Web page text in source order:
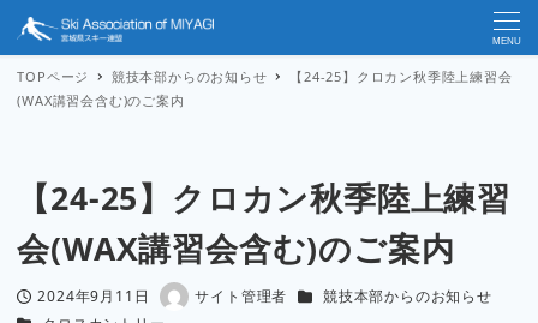
MENU
TOPページ 競技本部からのお知らせ
【24-25】クロカン秋季陸上練習会
(WAX講習会含む)のご案内
【24-25】クロカン秋季陸上練習
会(WAX講習会含む)のご案内
投稿日
2024年9月11日
著
サイト管理者 カテゴリー
競技本部からのお知らせ